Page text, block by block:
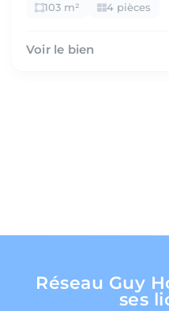
103 m² 4 pièces
Voir le bien
Réseau Guy
ses